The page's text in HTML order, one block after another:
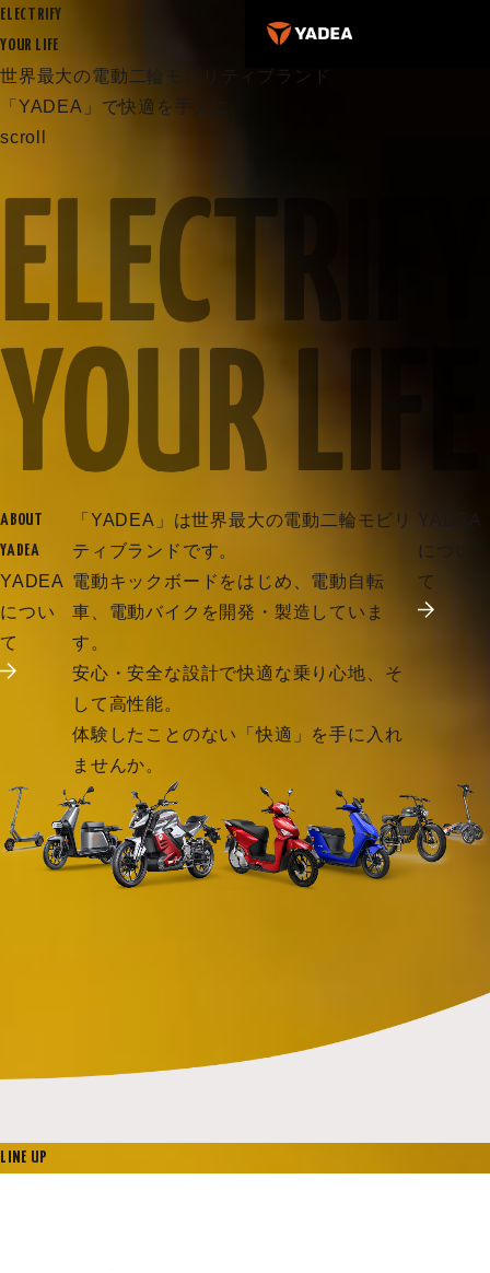
ELECTRIFY
YOUR LIFE
世界最大の電動二輪モビリティブランド
「YADEA」で快適を手元に。
scroll
ABOUT
YADEA
YADEA
につい
て
「YADEA」は世界最大の電動二輪モビリ
ティブランドです。
電動キックボードをはじめ、電動自転
車、電動バイクを開発・製造していま
す。
安心・安全な設計で快適な乗り心地、そ
して高性能。
体験したことのない「快適」を手に入れ
ませんか。
YADEA
につい
て
LINE UP